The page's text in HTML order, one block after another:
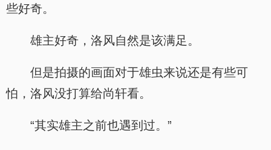
些好奇。
雄主好奇，洛风自然是该满足。
但是拍摄的画面对于雄虫来说还是有些可
怕，洛风没打算给尚轩看。
“其实雄主之前也遇到过。”